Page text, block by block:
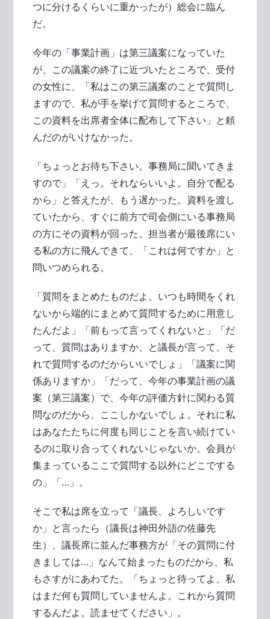
つに分けるくらいに重かったが）総会に臨ん
だ。
今年の「事業計画」は第三議案になっていた
が、この議案の終了に近づいたところで、受付
の女性に、「私はこの第三議案のことで質問し
ますので、私が手を挙げて質問するところで、
この資料を出席者全体に配布して下さい」と頼
んだのがいけなかった。
「ちょっとお待ち下さい。事務局に聞いてきま
すので」「えっ。それならいいよ。自分で配る
から」と答えたが、もう遅かった。資料を渡し
ていたから、すぐに前方で司会側にいる事務局
の方にその資料が回った。担当者が最後席にい
る私の方に飛んできて、「これは何ですか」と
問いつめられる。
「質問をまとめたものだよ。いつも時間をくれ
ないから端的にまとめて質問するために用意し
たんだよ」「前もって言ってくれないと」「だ
って、質問はありますか、と議長が言って、そ
れで質問するのだからいいでしょ」「議案に関
係ありますか」「だって、今年の事業計画の議
案（第三議案）で、今年の評価方針に関わる質
問なのだから、ここしかないでしょ。それに私
はあなたたちに何度も同じことを言い続けてい
るのに取り合ってくれないじゃないか。会員が
集まっているここで質問する以外にどこでする
の」「…」。
そこで私は席を立って「議長、よろしいです
か」と言ったら（議長は神田外語の佐藤先
生）、議長席に並んだ事務方が「その質問に付
きましては…」なんて始まったものだから、私
もさすがにあわてた。「ちょっと待ってよ、私
はまだ何も質問していませんよ。これから質問
するんだよ。読ませてください」。